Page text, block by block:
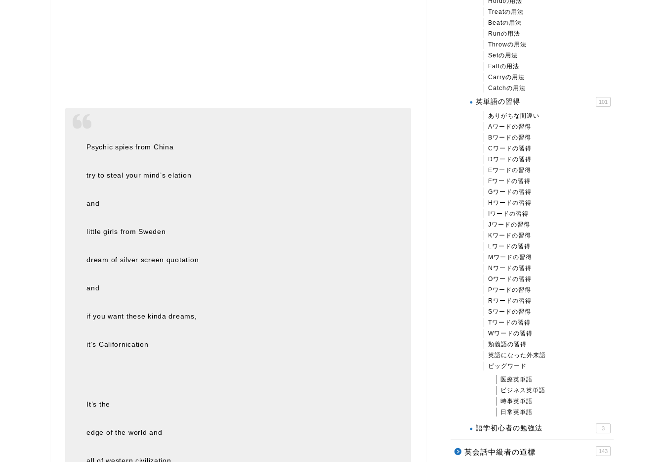
Psychic spies from China
try to steal your mind’s elation
and
little girls from Sweden
dream of silver screen quotation
and
if you want these kinda dreams,
it’s Californication
It’s the
edge of the world and
Treatの用法
Beatの用法
Runの用法
Throwの用法
Setの用法
Fallの用法
Carryの用法
Catchの用法
英単語の習得 101
ありがちな間違い
Aワードの習得
Bワードの習得
Cワードの習得
Dワードの習得
Eワードの習得
Fワードの習得
Gワードの習得
Hワードの習得
Iワードの習得
Jワードの習得
Kワードの習得
Lワードの習得
Mワードの習得
Nワードの習得
Oワードの習得
Pワードの習得
Rワードの習得
Sワードの習得
Tワードの習得
Wワードの習得
類義語の習得
英語になった外来語
ビッグワード
医療英単語
ビジネス英単語
時事英単語
日常英単語
語学初心者の勉強法 3
英会話中級者の道標 143